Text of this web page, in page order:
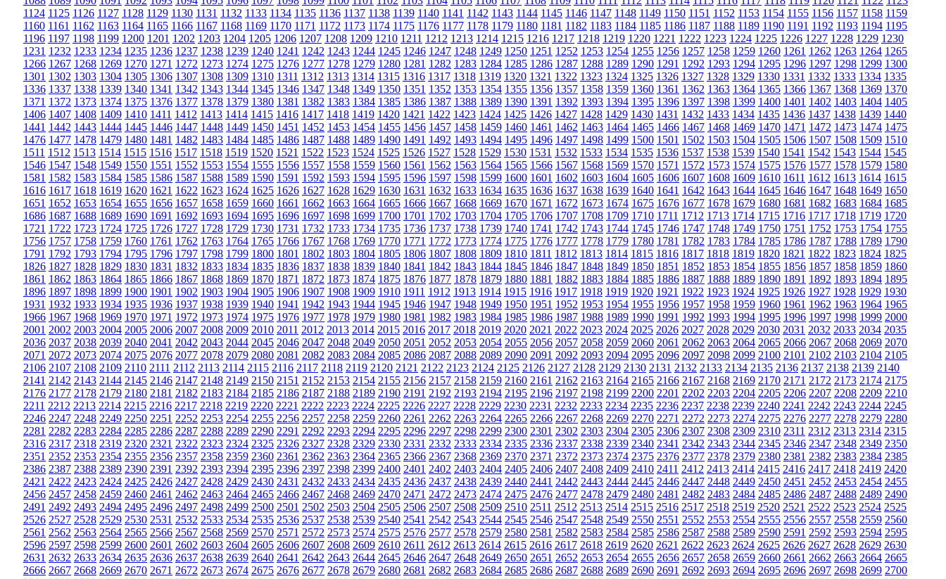
1124 1125 1126 1127 1128 1129 1130 1131 1132 1133 1134 1135 1136 1137 1138 1139 1140 1141 1142 1143 1144 1145 1146 1147 1148 1149 1150 1151 1152 1153 1154 1155 1156 1157 1158 1159
1160 1161 1162 1163 1164 1165 1166 1167 1168 1169 1170 1171 1172 1173 1174 1175 1176 1177 1178 1179 1180 1181 1182 1183 1184 1185 1186 1187 1188 1189 1190 1191 1192 1193 1194 1195
1196 1197 1198 1199 1200 1201 1202 1203 1204 1205 1206 1207 1208 1209 1210 1211 1212 1213 1214 1215 1216 1217 1218 1219 1220 1221 1222 1223 1224 1225 1226 1227 1228 1229 1230
1231 1232 1233 1234 1235 1236 1237 1238 1239 1240 1241 1242 1243 1244 1245 1246 1247 1248 1249 1250 1251 1252 1253 1254 1255 1256 1257 1258 1259 1260 1261 1262 1263 1264 1265
1266 1267 1268 1269 1270 1271 1272 1273 1274 1275 1276 1277 1278 1279 1280 1281 1282 1283 1284 1285 1286 1287 1288 1289 1290 1291 1292 1293 1294 1295 1296 1297 1298 1299 1300
1301 1302 1303 1304 1305 1306 1307 1308 1309 1310 1311 1312 1313 1314 1315 1316 1317 1318 1319 1320 1321 1322 1323 1324 1325 1326 1327 1328 1329 1330 1331 1332 1333 1334 1335
1336 1337 1338 1339 1340 1341 1342 1343 1344 1345 1346 1347 1348 1349 1350 1351 1352 1353 1354 1355 1356 1357 1358 1359 1360 1361 1362 1363 1364 1365 1366 1367 1368 1369 1370
1371 1372 1373 1374 1375 1376 1377 1378 1379 1380 1381 1382 1383 1384 1385 1386 1387 1388 1389 1390 1391 1392 1393 1394 1395 1396 1397 1398 1399 1400 1401 1402 1403 1404 1405
1406 1407 1408 1409 1410 1411 1412 1413 1414 1415 1416 1417 1418 1419 1420 1421 1422 1423 1424 1425 1426 1427 1428 1429 1430 1431 1432 1433 1434 1435 1436 1437 1438 1439 1440
1441 1442 1443 1444 1445 1446 1447 1448 1449 1450 1451 1452 1453 1454 1455 1456 1457 1458 1459 1460 1461 1462 1463 1464 1465 1466 1467 1468 1469 1470 1471 1472 1473 1474 1475
1476 1477 1478 1479 1480 1481 1482 1483 1484 1485 1486 1487 1488 1489 1490 1491 1492 1493 1494 1495 1496 1497 1498 1499 1500 1501 1502 1503 1504 1505 1506 1507 1508 1509 1510
1511 1512 1513 1514 1515 1516 1517 1518 1519 1520 1521 1522 1523 1524 1525 1526 1527 1528 1529 1530 1531 1532 1533 1534 1535 1536 1537 1538 1539 1540 1541 1542 1543 1544 1545
1546 1547 1548 1549 1550 1551 1552 1553 1554 1555 1556 1557 1558 1559 1560 1561 1562 1563 1564 1565 1566 1567 1568 1569 1570 1571 1572 1573 1574 1575 1576 1577 1578 1579 1580
1581 1582 1583 1584 1585 1586 1587 1588 1589 1590 1591 1592 1593 1594 1595 1596 1597 1598 1599 1600 1601 1602 1603 1604 1605 1606 1607 1608 1609 1610 1611 1612 1613 1614 1615
1616 1617 1618 1619 1620 1621 1622 1623 1624 1625 1626 1627 1628 1629 1630 1631 1632 1633 1634 1635 1636 1637 1638 1639 1640 1641 1642 1643 1644 1645 1646 1647 1648 1649 1650
1651 1652 1653 1654 1655 1656 1657 1658 1659 1660 1661 1662 1663 1664 1665 1666 1667 1668 1669 1670 1671 1672 1673 1674 1675 1676 1677 1678 1679 1680 1681 1682 1683 1684 1685
1686 1687 1688 1689 1690 1691 1692 1693 1694 1695 1696 1697 1698 1699 1700 1701 1702 1703 1704 1705 1706 1707 1708 1709 1710 1711 1712 1713 1714 1715 1716 1717 1718 1719 1720
1721 1722 1723 1724 1725 1726 1727 1728 1729 1730 1731 1732 1733 1734 1735 1736 1737 1738 1739 1740 1741 1742 1743 1744 1745 1746 1747 1748 1749 1750 1751 1752 1753 1754 1755
1756 1757 1758 1759 1760 1761 1762 1763 1764 1765 1766 1767 1768 1769 1770 1771 1772 1773 1774 1775 1776 1777 1778 1779 1780 1781 1782 1783 1784 1785 1786 1787 1788 1789 1790
1791 1792 1793 1794 1795 1796 1797 1798 1799 1800 1801 1802 1803 1804 1805 1806 1807 1808 1809 1810 1811 1812 1813 1814 1815 1816 1817 1818 1819 1820 1821 1822 1823 1824 1825
1826 1827 1828 1829 1830 1831 1832 1833 1834 1835 1836 1837 1838 1839 1840 1841 1842 1843 1844 1845 1846 1847 1848 1849 1850 1851 1852 1853 1854 1855 1856 1857 1858 1859 1860
1861 1862 1863 1864 1865 1866 1867 1868 1869 1870 1871 1872 1873 1874 1875 1876 1877 1878 1879 1880 1881 1882 1883 1884 1885 1886 1887 1888 1889 1890 1891 1892 1893 1894 1895
1896 1897 1898 1899 1900 1901 1902 1903 1904 1905 1906 1907 1908 1909 1910 1911 1912 1913 1914 1915 1916 1917 1918 1919 1920 1921 1922 1923 1924 1925 1926 1927 1928 1929 1930
1931 1932 1933 1934 1935 1936 1937 1938 1939 1940 1941 1942 1943 1944 1945 1946 1947 1948 1949 1950 1951 1952 1953 1954 1955 1956 1957 1958 1959 1960 1961 1962 1963 1964 1965
1966 1967 1968 1969 1970 1971 1972 1973 1974 1975 1976 1977 1978 1979 1980 1981 1982 1983 1984 1985 1986 1987 1988 1989 1990 1991 1992 1993 1994 1995 1996 1997 1998 1999 2000
2001 2002 2003 2004 2005 2006 2007 2008 2009 2010 2011 2012 2013 2014 2015 2016 2017 2018 2019 2020 2021 2022 2023 2024 2025 2026 2027 2028 2029 2030 2031 2032 2033 2034 2035
2036 2037 2038 2039 2040 2041 2042 2043 2044 2045 2046 2047 2048 2049 2050 2051 2052 2053 2054 2055 2056 2057 2058 2059 2060 2061 2062 2063 2064 2065 2066 2067 2068 2069 2070
2071 2072 2073 2074 2075 2076 2077 2078 2079 2080 2081 2082 2083 2084 2085 2086 2087 2088 2089 2090 2091 2092 2093 2094 2095 2096 2097 2098 2099 2100 2101 2102 2103 2104 2105
2106 2107 2108 2109 2110 2111 2112 2113 2114 2115 2116 2117 2118 2119 2120 2121 2122 2123 2124 2125 2126 2127 2128 2129 2130 2131 2132 2133 2134 2135 2136 2137 2138 2139 2140
2141 2142 2143 2144 2145 2146 2147 2148 2149 2150 2151 2152 2153 2154 2155 2156 2157 2158 2159 2160 2161 2162 2163 2164 2165 2166 2167 2168 2169 2170 2171 2172 2173 2174 2175
2176 2177 2178 2179 2180 2181 2182 2183 2184 2185 2186 2187 2188 2189 2190 2191 2192 2193 2194 2195 2196 2197 2198 2199 2200 2201 2202 2203 2204 2205 2206 2207 2208 2209 2210
2211 2212 2213 2214 2215 2216 2217 2218 2219 2220 2221 2222 2223 2224 2225 2226 2227 2228 2229 2230 2231 2232 2233 2234 2235 2236 2237 2238 2239 2240 2241 2242 2243 2244 2245
2246 2247 2248 2249 2250 2251 2252 2253 2254 2255 2256 2257 2258 2259 2260 2261 2262 2263 2264 2265 2266 2267 2268 2269 2270 2271 2272 2273 2274 2275 2276 2277 2278 2279 2280
2281 2282 2283 2284 2285 2286 2287 2288 2289 2290 2291 2292 2293 2294 2295 2296 2297 2298 2299 2300 2301 2302 2303 2304 2305 2306 2307 2308 2309 2310 2311 2312 2313 2314 2315
2316 2317 2318 2319 2320 2321 2322 2323 2324 2325 2326 2327 2328 2329 2330 2331 2332 2333 2334 2335 2336 2337 2338 2339 2340 2341 2342 2343 2344 2345 2346 2347 2348 2349 2350
2351 2352 2353 2354 2355 2356 2357 2358 2359 2360 2361 2362 2363 2364 2365 2366 2367 2368 2369 2370 2371 2372 2373 2374 2375 2376 2377 2378 2379 2380 2381 2382 2383 2384 2385
2386 2387 2388 2389 2390 2391 2392 2393 2394 2395 2396 2397 2398 2399 2400 2401 2402 2403 2404 2405 2406 2407 2408 2409 2410 2411 2412 2413 2414 2415 2416 2417 2418 2419 2420
2421 2422 2423 2424 2425 2426 2427 2428 2429 2430 2431 2432 2433 2434 2435 2436 2437 2438 2439 2440 2441 2442 2443 2444 2445 2446 2447 2448 2449 2450 2451 2452 2453 2454 2455
2456 2457 2458 2459 2460 2461 2462 2463 2464 2465 2466 2467 2468 2469 2470 2471 2472 2473 2474 2475 2476 2477 2478 2479 2480 2481 2482 2483 2484 2485 2486 2487 2488 2489 2490
2491 2492 2493 2494 2495 2496 2497 2498 2499 2500 2501 2502 2503 2504 2505 2506 2507 2508 2509 2510 2511 2512 2513 2514 2515 2516 2517 2518 2519 2520 2521 2522 2523 2524 2525
2526 2527 2528 2529 2530 2531 2532 2533 2534 2535 2536 2537 2538 2539 2540 2541 2542 2543 2544 2545 2546 2547 2548 2549 2550 2551 2552 2553 2554 2555 2556 2557 2558 2559 2560
2561 2562 2563 2564 2565 2566 2567 2568 2569 2570 2571 2572 2573 2574 2575 2576 2577 2578 2579 2580 2581 2582 2583 2584 2585 2586 2587 2588 2589 2590 2591 2592 2593 2594 2595
2596 2597 2598 2599 2600 2601 2602 2603 2604 2605 2606 2607 2608 2609 2610 2611 2612 2613 2614 2615 2616 2617 2618 2619 2620 2621 2622 2623 2624 2625 2626 2627 2628 2629 2630
2631 2632 2633 2634 2635 2636 2637 2638 2639 2640 2641 2642 2643 2644 2645 2646 2647 2648 2649 2650 2651 2652 2653 2654 2655 2656 2657 2658 2659 2660 2661 2662 2663 2664 2665
2666 2667 2668 2669 2670 2671 2672 2673 2674 2675 2676 2677 2678 2679 2680 2681 2682 2683 2684 2685 2686 2687 2688 2689 2690 2691 2692 2693 2694 2695 2696 2697 2698 2699 2700